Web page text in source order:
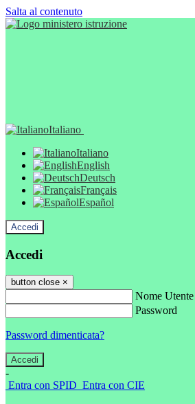
Salta al contenuto
Italiano
Italiano
English
Deutsch
Français
Español
Accedi
Accedi
button close ×
Nome Utente
Password
Password dimenticata?
-
Entra con SPID Entra con CIE